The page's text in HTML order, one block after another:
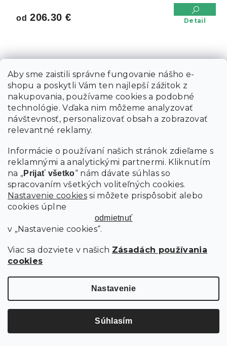
Aby sme zaistili správne fungovanie nášho e-
shopu a poskytli Vám ten najlepší zážitok z
nakupovania, používame cookies a podobné
technológie. Vďaka nim môžeme analyzovať
návštevnosť, personalizovať obsah a zobrazovať
relevantné reklamy.
Informácie o používaní našich stránok zdieľame s
reklamnými a analytickými partnermi. Kliknutím
na „Prijať všetko“ nám dávate súhlas so
spracovaním všetkých voliteľných cookies.
Nastavenie cookies si môžete prispôsobiť alebo
cookies úplne
odmietnuť
v „Nastavenie cookies“.
Viac sa dozviete v našich Zásadách používania
cookies
Nastavenie
Súhlasím
od 206.30 € Detail
–22 %
TAŠTIČKOVÝ MATRAC SOMMERA 18 CM 80 X 200 CM
od113.50 €